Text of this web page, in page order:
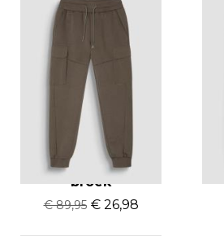
Antony Morato
broek
€ 89,95 € 26,98